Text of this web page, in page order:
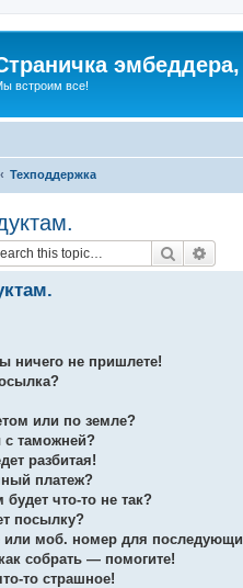
встроим все!
Техподдержка
Search
ничего не пришлете!
или по земле?
таможней?
разбитая!
платеж?
будет что-то не так?
посылку?
или моб. номер для
собрать — помогите!
то страшное!